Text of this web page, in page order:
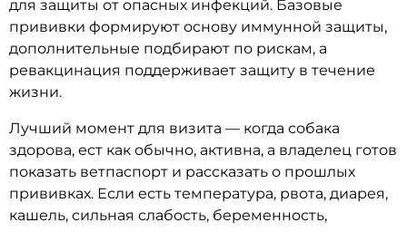
для защиты от опасных инфекций. Базовые
прививки формируют основу иммунной защиты,
дополнительные подбирают по рискам, а
ревакцинация поддерживает защиту в течение
жизни.
Лучший момент для визита — когда собака
здорова, ест как обычно, активна, а владелец готов
показать ветпаспорт и рассказать о прошлых
прививках. Если есть температура, рвота, диарея,
кашель, сильная слабость, беременность,